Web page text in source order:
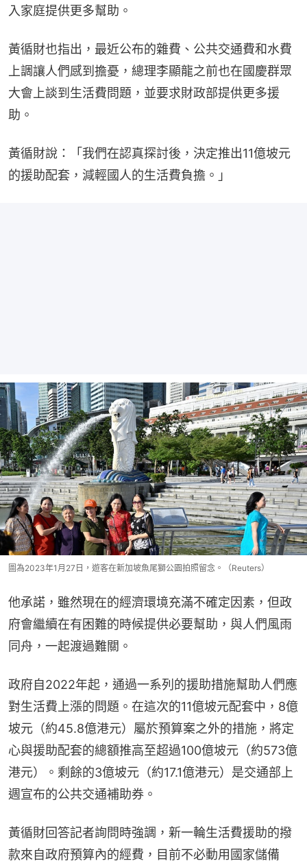
入家庭提供更多幫助。
黃循財也指出，最近公布的雜費、公共交通費和水費
上調讓人們感到擔憂，總理李顯龍之前也在國慶群眾
大會上談到生活費問題，並要求財政部提供更多援
助。
黃循財說：「我們在認真探討後，決定推出11億坡元
的援助配套，減輕國人的生活費負擔。」
圖為2023年1月27日，遊客在新加坡魚尾獅公園拍照留念。（Reuters）
他承諾，雖然現在的經濟環境充滿不確定因素，但政
府會繼續在有困難的時候提供必要幫助，與人們風雨
同舟，一起渡過難關。
政府自2022年起，通過一系列的援助措施幫助人們應
對生活費上漲的問題。在這次的11億坡元配套中，8億
坡元（約45.8億港元）屬於預算案之外的措施，將定
心與援助配套的總額推高至超過100億坡元（約573億
港元）。剩餘的3億坡元（約17.1億港元）是交通部上
週宣布的公共交通補助券。
黃循財回答記者詢問時強調，新一輪生活費援助的撥
款來自政府預算內的經費，目前不必動用國家儲備